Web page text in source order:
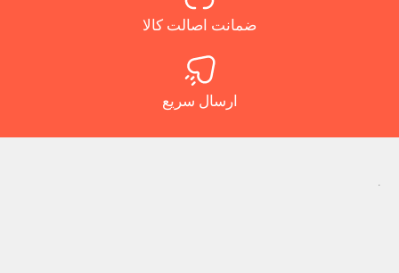
ضمانت اصالت کالا
ارسال سریع